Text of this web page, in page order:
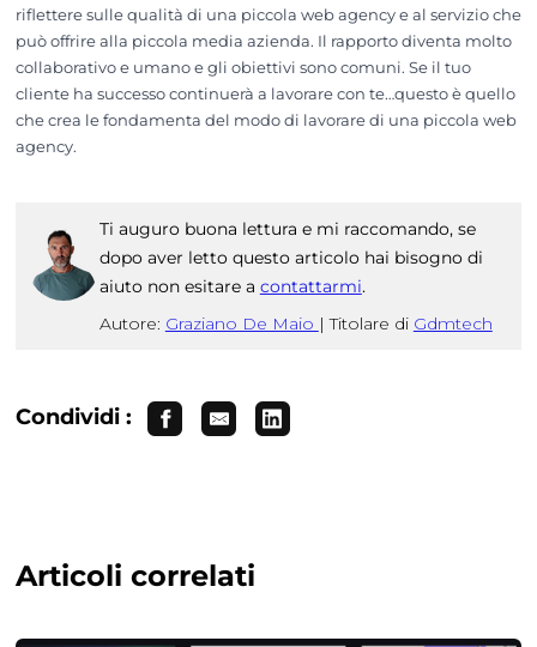
riflettere sulle qualità di una piccola web agency e al servizio che
può offrire alla piccola media azienda. Il rapporto diventa molto
collaborativo e umano e gli obiettivi sono comuni. Se il tuo
cliente ha successo continuerà a lavorare con te…questo è quello
che crea le fondamenta del modo di lavorare di una piccola web
agency.
Ti auguro buona lettura e mi raccomando, se
dopo aver letto questo articolo hai bisogno di
aiuto non esitare a contattarmi.
Autore: Graziano De Maio | Titolare di Gdmtech
Condividi :
Articoli correlati